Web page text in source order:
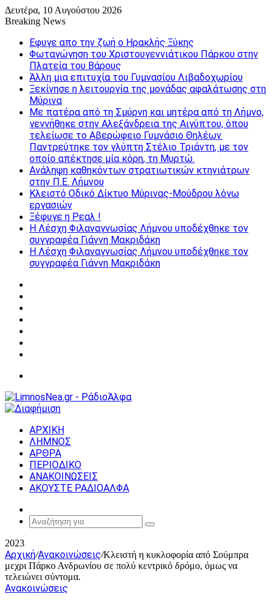
Δευτέρα, 10 Αυγούστου 2026
Breaking News
Εφυγε απο την ζωή o Ηρακλής Ξύκης
Φωταγώγηση του Χριστουγεννιάτικου Πάρκου στην
Πλατεία του Βάρους
Άλλη μια επιτυχία του Γυμνασίου Λιβαδοχωρίου
Ξεκίνησε η λειτουργία της μονάδας αφαλάτωσης στη
Μύρινα
Με πατέρα από τη Σμύρνη και μητέρα από τη Λήμνο,
γεννήθηκε στην Αλεξάνδρεια της Αιγύπτου, όπου
τελείωσε το Αβερώφειο Γυμνάσιο Θηλέων.
Παντρεύτηκε τον γλύπτη Στέλιο Τριάντη, με τον
οποίο απέκτησε μία κόρη, τη Μυρτώ.
Ανάληψη καθηκόντων στρατιωτικών κτηνιάτρων
στην Π.Ε. Λήμνου
Κλειστό Οδικό Δίκτυο Μύρινας-Μούδρου λόγω
εργασιών
Ξέφυγε η Ρεαλ !
Η Λέσχη Φιλαναγνωσίας Λήμνου υποδέχθηκε τον
συγγραφέα Γιάννη Μακριδάκη
Η Λέσχη Φιλαναγνωσίας Λήμνου υποδέχθηκε τον
συγγραφέα Γιάννη Μακριδάκη
ΑΡΧΙΚΗ
ΛΗΜΝΟΣ
ΑΡΘΡΑ
ΠΕΡΙΟΔΙΚΟ
ΑΝΑΚΟΙΝΩΣΕΙΣ
ΑΚΟΥΣΤΕ ΡΑΔΙΟΑΛΦΑ
Article
Αναζήτηση
2023
Αρχική/Ανακοινώσεις/Κλειστή η κυκλοφορία από Σούμπρα
μεχρι Πάρκο Ανδρωνίου σε πολύ κεντρικό δρόμο, όμως να
τελειώνει σύντομα.
Ανακοινώσεις